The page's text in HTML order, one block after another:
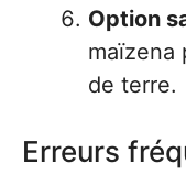
Option
maïzena
de terre.
Erreurs